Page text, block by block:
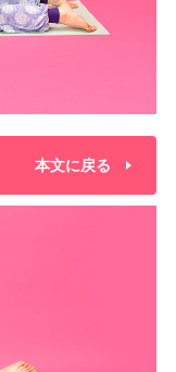
本文に戻る